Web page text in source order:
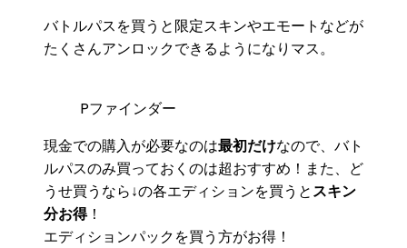
バトルパスを買うと限定スキンやエモートなどが
たくさんアンロックできるようになりマス。
Pファインダー
現金での購入が必要なのは最初だけなので、バト
ルパスのみ買っておくのは超おすすめ！また、ど
うせ買うなら↓の各エディションを買うとスキン
分お得！
エディションパックを買う方がお得！